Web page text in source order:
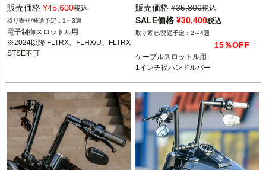
5MS：705898
電子制御スロットル用
※2024以降 FLTRX、FLHX/U、FLTRX
STSE不可
Heinz Bikes（ハインツバイクス）
販売価格 ¥45,600税込
1～3週
電子制御スロットル用
※2024以降 FLTRX、FLHX/U、FLTRX
STSE不可
5MS：MCS981937
2002～2017 Vロッド
他ケーブルスロットル全車種
Killer Custom（キラーカスタム）
販売価格 ¥35,800税込
SALE価格 ¥30,400税込
2～4週
15％OFF
ケーブルスロットル用
1インチ径ハンドルバー